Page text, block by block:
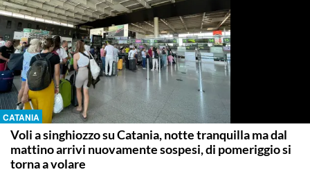
CATANIA
Voli a singhiozzo su Catania, notte tranquilla ma dal
mattino arrivi nuovamente sospesi, di pomeriggio si
torna a volare